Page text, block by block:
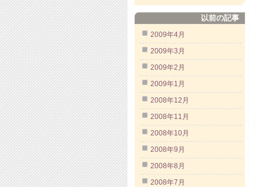
以前の記事
2009年4月
2009年3月
2009年2月
2009年1月
2008年12月
2008年11月
2008年10月
2008年9月
2008年8月
2008年7月